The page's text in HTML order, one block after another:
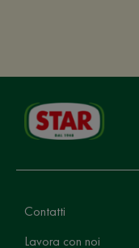
Contatti
Lavora con noi